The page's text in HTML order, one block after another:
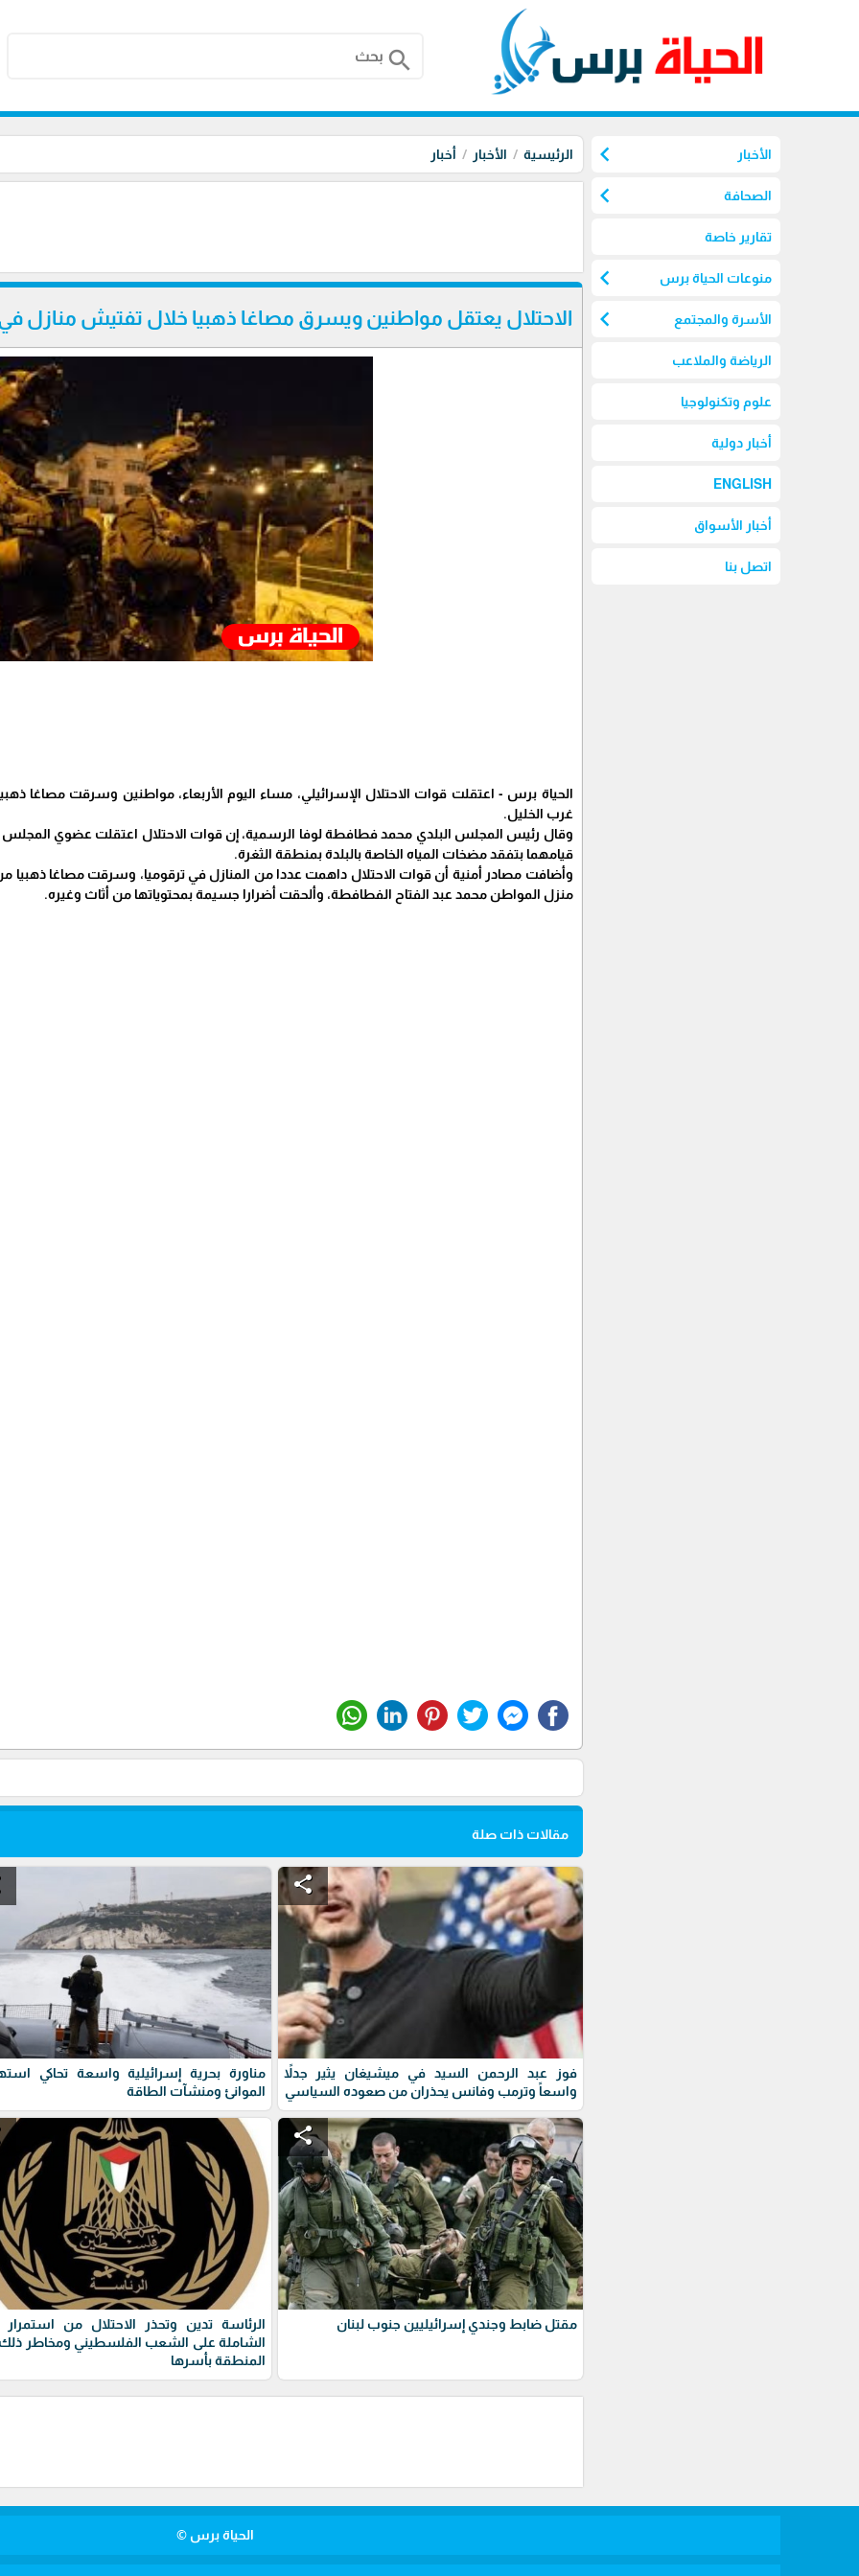
search
الأخبار chevron_left
الصحافة chevron_left
تقارير خاصة
منوعات الحياة برس chevron_left
الأسرة والمجتمع chevron_left
الرياضة والملاعب
علوم وتكنولوجيا
أخبار دولية
ENGLISH
أخبار الأسواق
اتصل بنا
الرئيسية الأخبار أخبار
الاحتلال يعتقل مواطنين ويسرق مصاغا ذهبيا خلال تفتيش منازل في
الحياة برس - اعتقلت قوات الاحتلال الإسرائيلي، مساء اليوم الأربعاء، مواطنين وسرقت مصاغا
غرب الخليل.
وقال رئيس المجلس البلدي محمد فطافطة لوفا الرسمية، إن قوات الاحتلال اعتقلت عضوي المجلس
قيامهما بتفقد مضخات المياه الخاصة بالبلدة بمنطقة الثغرة.
وأضافت مصادر أمنية أن قوات الاحتلال داهمت عددا من المنازل في ترقوميا، وسرقت مصاغا
منزل المواطن محمد عبد الفتاح الفطافطة، وألحقت أضرارا جسيمة بمحتوياتها من أثاث وغيره.
مقالات ذات صلة
share
فوز عبد الرحمن السيد في ميشيغان يثير جدلاً
واسعاً وترمب وفانس يحذران من صعوده السياسي
مناورة بحرية إسرائيلية واسعة تحاكي
الموانئ ومنشآت الطاقة
share
مقتل ضابط وجندي إسرائيليين جنوب لبنان
الرئاسة تدين وتحذر الاحتلال من استمرار
الشاملة على الشعب الفلسطيني ومخاطر
المنطقة بأسرها
الحياة برس ©